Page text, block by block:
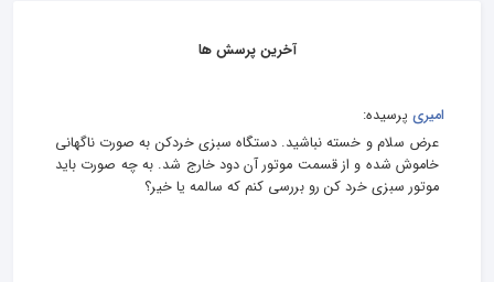
آخرین پرسش ها
امیری پرسیده:
عرض سلام و خسته نباشید. دستگاه سبزی خردکن به صورت ناگهانی
خاموش شده و از قسمت موتور آن دود خارج شد. به چه صورت باید
موتور سبزی خرد کن رو بررسی کنم که سالمه یا خیر؟